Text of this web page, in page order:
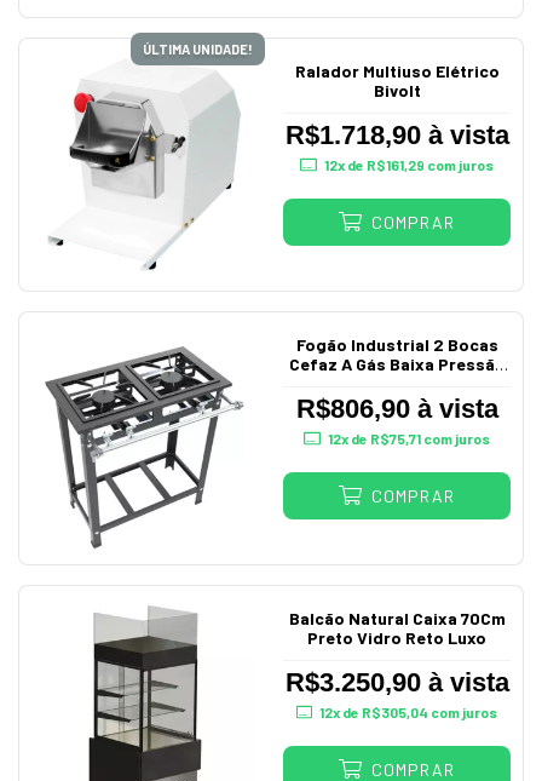
ÚLTIMA UNIDADE!
Ralador Multiuso Elétrico
Bivolt
R$1.718,90 à vista
12x de R$161,29 com juros
COMPRAR
Fogão Industrial 2 Bocas
Cefaz A Gás Baixa Pressão
R$806,90 à vista
12x de R$75,71com juros
COMPRAR
Balcão Natural Caixa 70Cm
Preto Vidro Reto Luxo
R$3.250,90 à vista
12x de R$305,04 com juros
COMPRAR